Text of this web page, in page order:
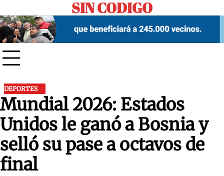
to
content
SIN CODIGO
DEPORTES
Mundial 2026: Estados
Unidos le ganó a Bosnia y
selló su pase a octavos de
final